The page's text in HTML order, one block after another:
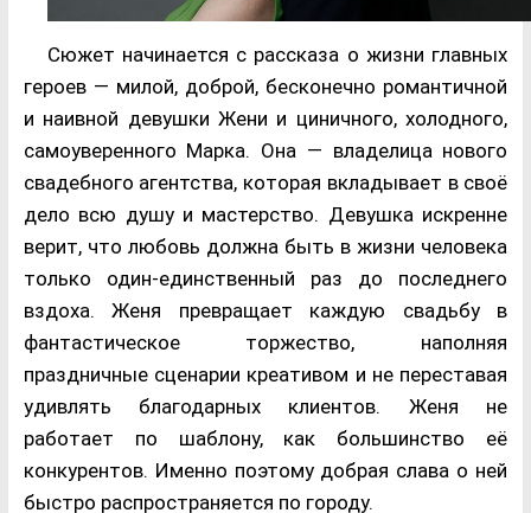
Сюжет начинается с рассказа о жизни главных
героев — милой, доброй, бесконечно романтичной
и наивной девушки Жени и циничного, холодного,
самоуверенного Марка. Она — владелица нового
свадебного агентства, которая вкладывает в своё
дело всю душу и мастерство. Девушка искренне
верит, что любовь должна быть в жизни человека
только один-единственный раз до последнего
вздоха. Женя превращает каждую свадьбу в
фантастическое торжество, наполняя
праздничные сценарии креативом и не переставая
удивлять благодарных клиентов. Женя не
работает по шаблону, как большинство её
конкурентов. Именно поэтому добрая слава о ней
быстро распространяется по городу.